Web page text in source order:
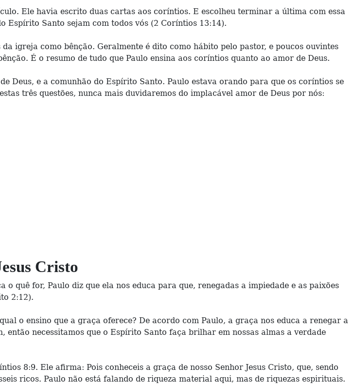
Ele havia escrito duas cartas aos coríntios. E escolheu terminar a última com essa
Espírito Santo sejam com todos vós (2 Coríntios 13:14).
igreja como bênção. Geralmente é dito como hábito pelo pastor, e poucos ouvintes
É o resumo de tudo que Paulo ensina aos coríntios quanto ao amor de Deus.
Deus, e a comunhão do Espírito Santo. Paulo estava orando para que os coríntios se
três questões, nunca mais duvidaremos do implacável amor de Deus por nós:
Cristo
quê for, Paulo diz que ela nos educa para que, renegadas a impiedade e as paixões
2:12).
o ensino que a graça oferece? De acordo com Paulo, a graça nos educa a renegar a
então necessitamos que o Espírito Santo faça brilhar em nossas almas a verdade
8:9. Ele afirma: Pois conheceis a graça de nosso Senhor Jesus Cristo, que, sendo
ricos. Paulo não está falando de riqueza material aqui, mas de riquezas espirituais.